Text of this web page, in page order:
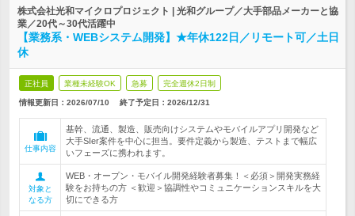
株式会社光和マイクロプロジェクト | 光和グループ／大手部品メーカーと協
業／20代～30代活躍中
【業務系・WEBシステム開発】★年休122日／リモート可／土日
休
正社員 業種未経験OK 急募 完全週休2日制
情報更新日：2026/07/10 終了予定日： 2026/12/31
仕事内容
基幹、流通、製造、販売向けシステムやモバイルアプリ開発など
大手SIer案件を中心に担当。要件定義から製造、テストまで幅広
いフェーズに携われます。
対象と
なる方
WEB・オープン・モバイル開発経験者募集！＜必須＞開発実務経
験をお持ちの方 ＜歓迎＞協調性やコミュニケーションスキルを大
切にできる方